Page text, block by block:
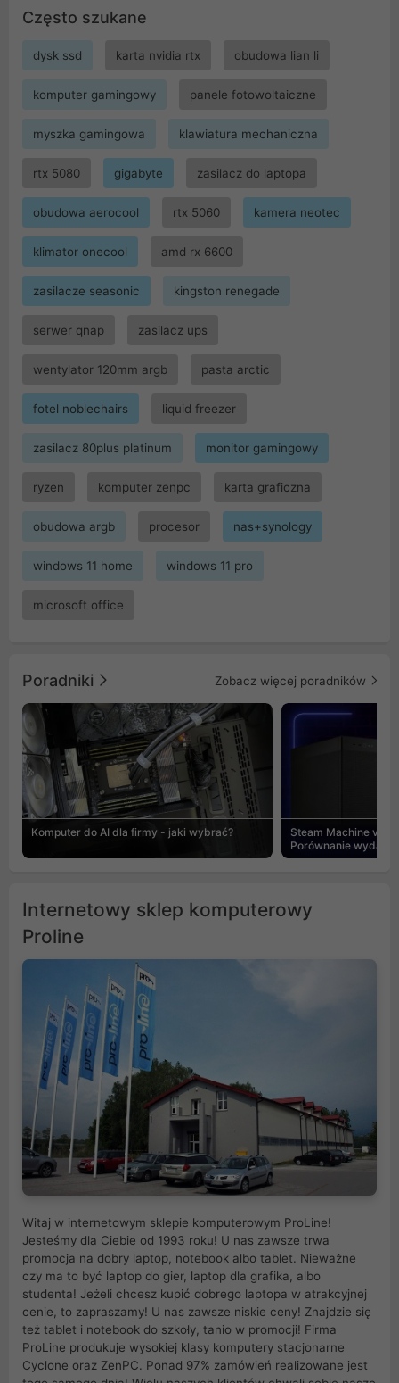
Często szukane
dysk ssd karta nvidia rtx obudowa lian li
komputer gamingowy panele fotowoltaiczne
myszka gamingowa klawiatura mechaniczna
rtx 5080 gigabyte zasilacz do laptopa
obudowa aerocool rtx 5060 kamera neotec
klimator onecool amd rx 6600
zasilacze seasonic kingston renegade
serwer qnap zasilacz ups
wentylator 120mm argb pasta arctic
fotel noblechairs liquid freezer
zasilacz 80plus platinum monitor gamingowy
ryzen komputer zenpc karta graficzna
obudowa argb procesor nas+synology
windows 11 home windows 11 pro
microsoft office
Poradniki Zobacz więcej poradników
Komputer do AI dla firmy - jaki wybrać?
Steam Machine vs
Porównanie
Internetowy sklep komputerowy
Proline
Witaj w internetowym sklepie komputerowym ProLine!
Jesteśmy dla Ciebie od 1993 roku! U nas zawsze trwa
promocja na dobry laptop, notebook albo tablet. Nieważne
czy ma to być laptop do gier, laptop dla grafika, albo
studenta! Jeżeli chcesz kupić dobrego laptopa w atrakcyjnej
cenie, to zapraszamy! U nas zawsze niskie ceny! Znajdzie się
też tablet i notebook do szkoły, tanio w promocji! Firma
ProLine produkuje wysokiej klasy komputery stacjonarne
Cyclone oraz ZenPC. Ponad 97% zamówień realizowane jest